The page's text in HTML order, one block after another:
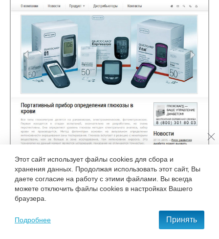
Этот сайт использует файлы cookies для сбора и
хранения данных. Продолжая использовать этот сайт, Вы
даете согласие на работу с этими файлами. Вы всегда
можете отключить файлы cookies в настройках Вашего
браузера.
Подробнее Принять